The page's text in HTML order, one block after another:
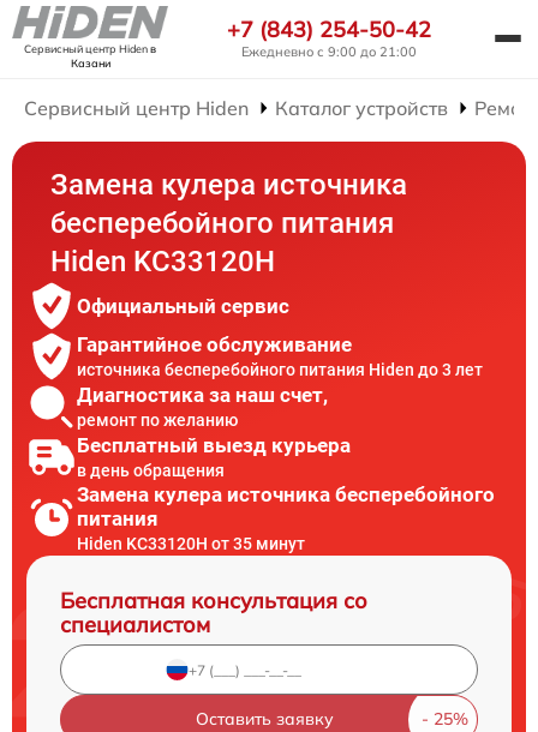
Сервисный центр Hidenв
Казани
+7 (843) 254-50-42
Ежедневно с 9:00 до 21:00
Сервисный центр Hiden Каталог устройств
Замена кулера источника
бесперебойного питания
Hiden KC33120H
Официальный сервис
Гарантийное обслуживание
источника бесперебойного питания Hiden до 3 лет
Диагностика за наш счет,
ремонт по желанию
Бесплатный выезд курьера
в день обращения
Замена кулера источника бесперебойного
питания
Hiden KC33120H от 35 минут
Бесплатная консультация со
специалистом
Оставить заявку